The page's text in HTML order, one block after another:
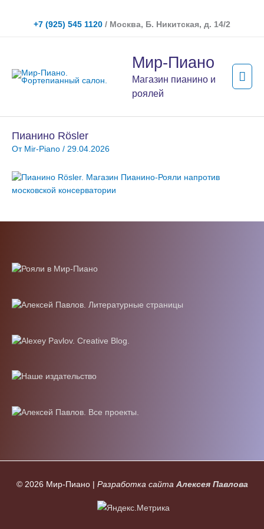
содержимому
+7 (925) 545 1120 / Москва, Б. Никитская, д. 14/2
Мир-Пиано
Магазин пианино и
роялей
Пианино Rösler
От Mir-Piano / 29.04.2026
© 2026 Мир-Пиано| Разработка сайта Алексея Павлова